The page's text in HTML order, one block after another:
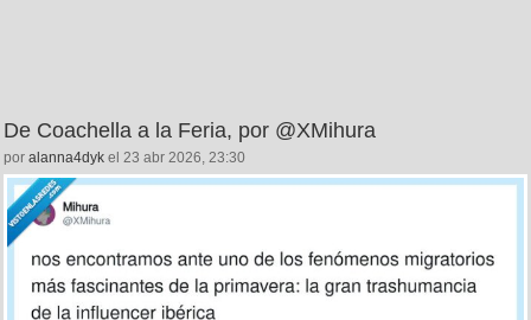
De Coachella a la Feria, por @XMihura
por alanna4dyk el 23 abr 2026, 23:30